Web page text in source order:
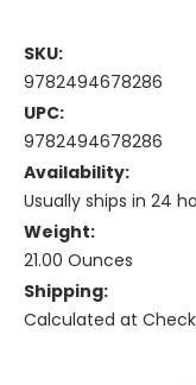
SKU:
9782494678286
UPC:
9782494678286
Availability:
Usually ships in 24
Weight:
21.00 Ounces
Shipping:
Calculated at